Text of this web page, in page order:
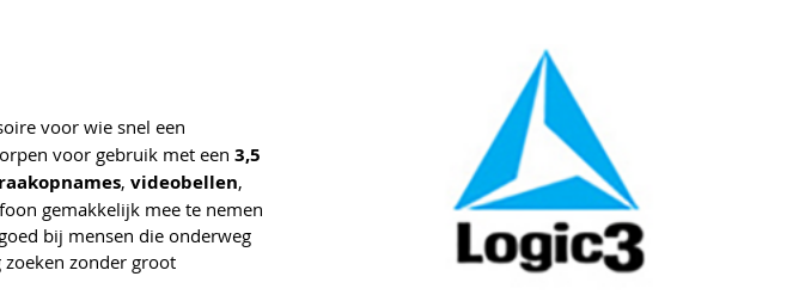
voor wie snel een
voor gebruik met een 3,5
, videobellen,
gemakkelijk mee te nemen
bij mensen die onderweg
zonder groot